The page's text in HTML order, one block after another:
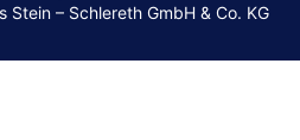
– Schlereth GmbH & Co. KG